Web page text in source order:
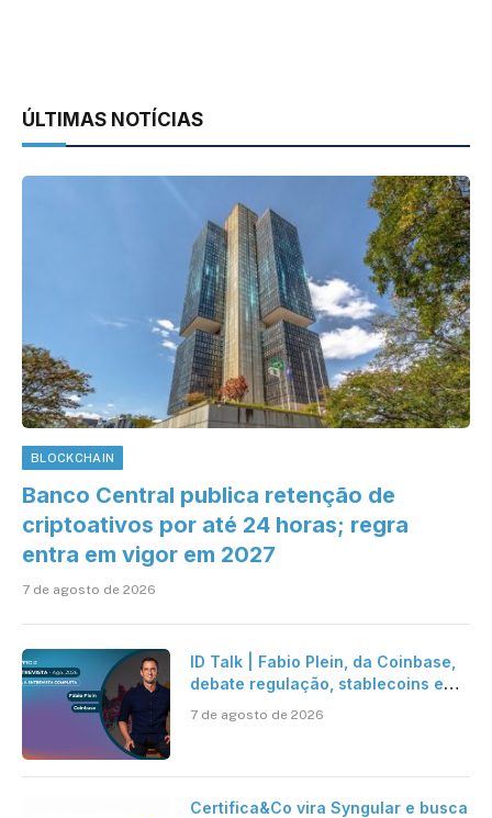
ÚLTIMAS NOTÍCIAS
BLOCKCHAIN
Banco Central publica retenção de
criptoativos por até 24 horas; regra
entra em vigor em 2027
7 de agosto de 2026
ID Talk | Fabio Plein, da Coinbase,
debate regulação, stablecoins e
7 de agosto de 2026
Certifica&Co vira Syngular e busca